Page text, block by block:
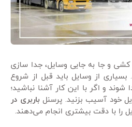
و جا به جایی وسایل، جدا سازی
از وسایل باید قبل از شروع
و اگر با این کار آشنا نباشید؛
خود آسیب بزنید. پرسنل باربری در
را با دقت بیشتری انجام می‌دهند.